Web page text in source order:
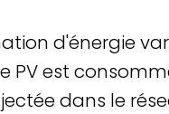
d'énergie varie
PV est
dans le